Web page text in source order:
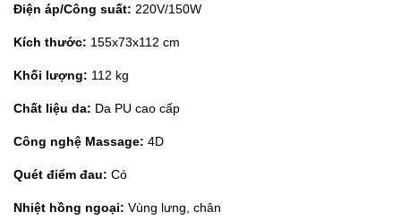
Điện áp/Công suất: 220V/150W
Kích thước: 155x73x112 cm
Khối lượng: 112 kg
Chất liệu da: Da PU cao cấp
Công nghệ Massage: 4D
Quét điểm đau: Có
Nhiệt hồng ngoại: Vùng lưng, chân